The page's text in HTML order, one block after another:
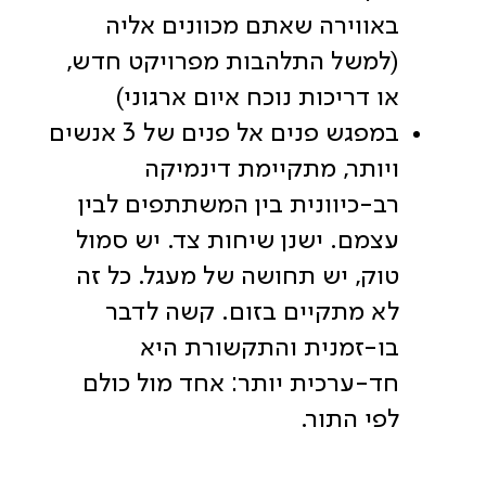
באווירה שאתם מכוונים אליה
(למשל התלהבות מפרויקט חדש,
או דריכות נוכח איום ארגוני)
במפגש פנים אל פנים של 3 אנשים
ויותר, מתקיימת דינמיקה
רב-כיוונית בין המשתתפים לבין
עצמם. ישנן שיחות צד. יש סמול
טוק, יש תחושה של מעגל. כל זה
לא מתקיים בזום. קשה לדבר
בו-זמנית והתקשורת היא
חד-ערכית יותר: אחד מול כולם
לפי התור.